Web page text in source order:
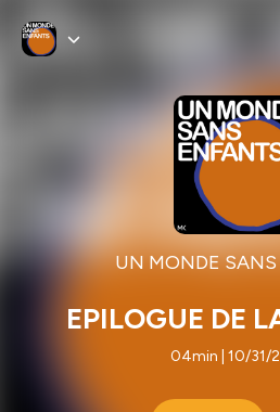
UN MONDE
EPILOGUE DE
04min | 10/31/